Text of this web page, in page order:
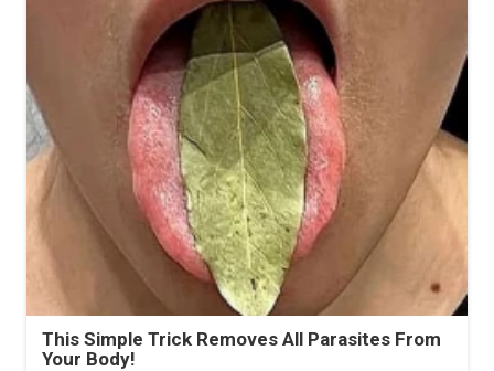
This Simple Trick Removes All Parasites From
Your Body!